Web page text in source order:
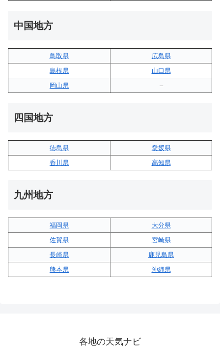
中国地方
鳥取県
広島県
島根県
山口県
岡山県
–
四国地方
徳島県
愛媛県
香川県
高知県
九州地方
福岡県
大分県
佐賀県
宮崎県
長崎県
鹿児島県
熊本県
沖縄県
各地の天気ナビ